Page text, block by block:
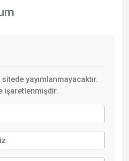
sitede yayımlanmayacaktır.
işaretlenmişdir.